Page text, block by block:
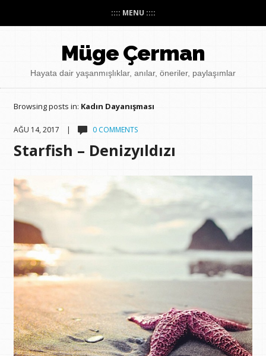
:::: MENU ::::
Müge Çerman
Hayata dair yaşanmışlıklar, anılar, öneriler, paylaşımlar
Browsing posts in: Kadın Dayanışması
AĞU 14, 2017 | 0 COMMENTS
Starfish – Denizyıldızı